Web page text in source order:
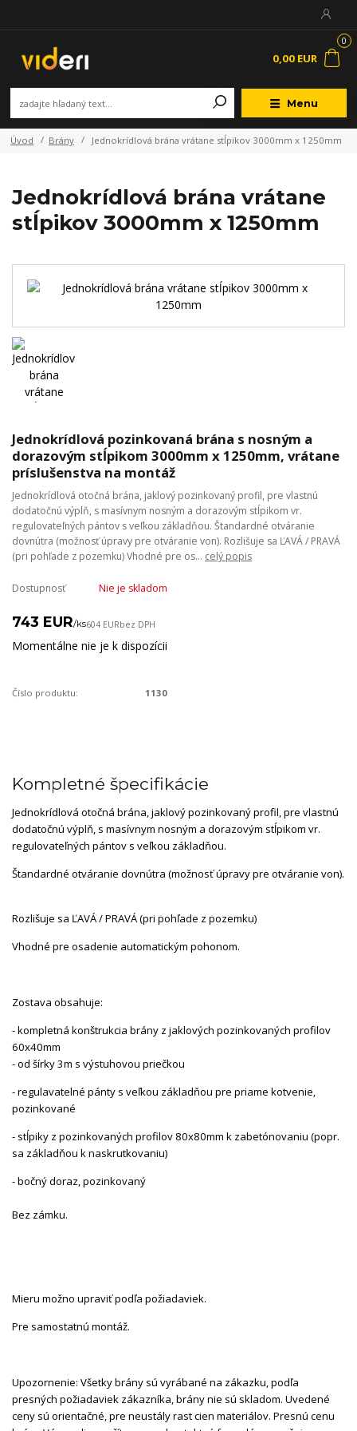
Menu
0
0,00 EUR
Úvod Brány Jednokrídlová brána vrátane stĺpikov 3000mm x 1250mm
Jednokrídlová brána vrátane
stĺpikov 3000mm x 1250mm
Jednokrídlová pozinkovaná brána s nosným a
dorazovým stĺpikom 3000mm x 1250mm, vrátane
príslušenstva na montáž
Jednokrídlová otočná brána, jaklový pozinkovaný profil, pre vlastnú
dodatočnú výplň, s masívnym nosným a dorazovým stĺpikom vr.
regulovateľných pántov s veľkou základňou. Štandardné otváranie
dovnútra (možnosť úpravy pre otváranie von). Rozlišuje sa ĽAVÁ / PRAVÁ
(pri pohľade z pozemku) Vhodné pre os... celý popis
Dostupnosť Nie je skladom
743 EUR/ks604 EURbez DPH
Momentálne nie je k dispozícii
Číslo produktu: 1130
Kompletné špecifikácie
Jednokrídlová otočná brána, jaklový pozinkovaný profil, pre vlastnú
dodatočnú výplň, s masívnym nosným a dorazovým stĺpikom vr.
regulovateľných pántov s veľkou základňou.
Štandardné otváranie dovnútra (možnosť úpravy pre otváranie von).
Rozlišuje sa ĽAVÁ / PRAVÁ (pri pohľade z pozemku)
Vhodné pre osadenie automatickým pohonom.
Zostava obsahuje:
- kompletná konštrukcia brány z jaklových pozinkovaných profilov
60x40mm
- od šírky 3m s výstuhovou priečkou
- regulavatelné pánty s veľkou základňou pre priame kotvenie,
pozinkované
- stĺpiky z pozinkovaných profilov 80x80mm k zabetónovaniu (popr.
sa základňou k naskrutkovaniu)
- bočný doraz, pozinkovaný
Bez zámku.
Mieru možno upraviť podľa požiadaviek.
Pre samostatnú montáž.
Upozornenie: Všetky brány sú vyrábané na zákazku, podľa
presných požiadaviek zákazníka, brány nie sú skladom. Uvedené
ceny sú orientačné, pre neustály rast cien materiálov. Presnú cenu